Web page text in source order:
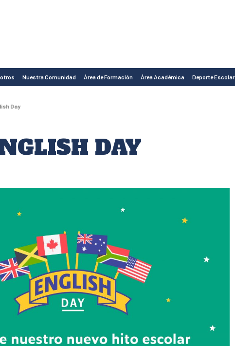
Nuestra Comunidad Área de Formación Área Académica Deporte Escolar
Day
DAY